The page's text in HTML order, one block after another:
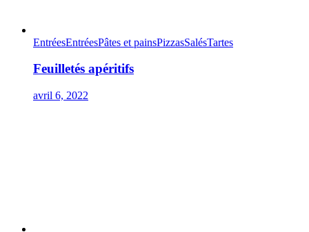
EntréesEntréesPâtes et painsPizzasSalésTartes
Feuilletés apéritifs
avril 6, 2022